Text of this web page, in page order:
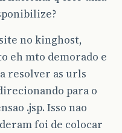
no kinghost,
eh mto demorado e
resolver as urls
para o
.jsp. Isso nao
foi de colocar